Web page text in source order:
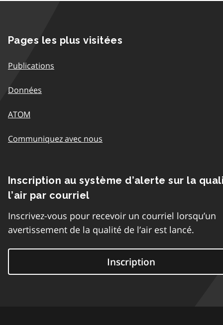
Pages les plus visitées
Publications
Données
ATOM
Communiquez avec nous
Inscription au système d’alerte sur la
l’air par courriel
Inscrivez-vous pour recevoir un courriel lorsqu’un
avertissement de la qualité de l’air est lancé.
Inscription